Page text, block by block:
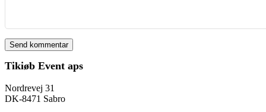
Tikiøb Event aps
Nordrevej 31
DK-8471 Sabro